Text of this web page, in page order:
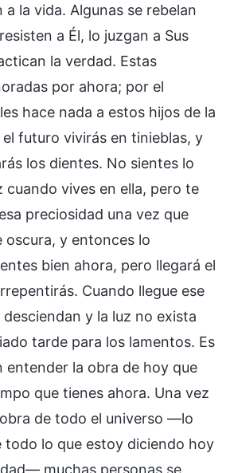
la vida. Algunas se rebelan
a Él, lo juzgan a Sus
la verdad. Estas
por ahora; por el
hace nada a estos hijos de la
futuro vivirás en tinieblas, y
los dientes. No sientes lo
cuando vives en ella, pero te
preciosidad una vez que
oscura, y entonces lo
bien ahora, pero llegará el
Cuando llegue ese
y la luz no exista
tarde para los lamentos. Es
entender la obra de hoy que
que tienes ahora. Una vez
de todo el universo —lo
todo lo que estoy diciendo hoy
muchas personas se